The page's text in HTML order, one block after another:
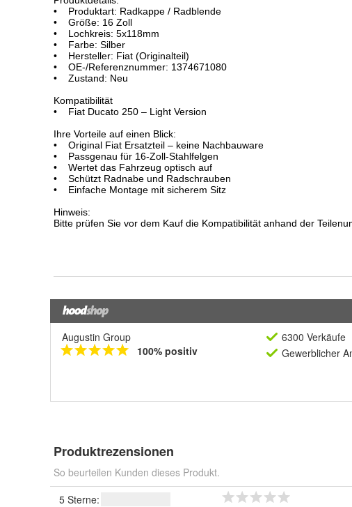
Augustin Group
100% positiv
6300 Verkäufe
Gewerblicher
Produktrezensionen
So beurteilen Kunden dieses Produkt.
5 Sterne: